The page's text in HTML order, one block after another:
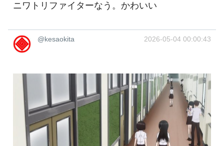
ニワトリファイターなう。かわいい
@kesaokita 2026-05-04 00:00:43